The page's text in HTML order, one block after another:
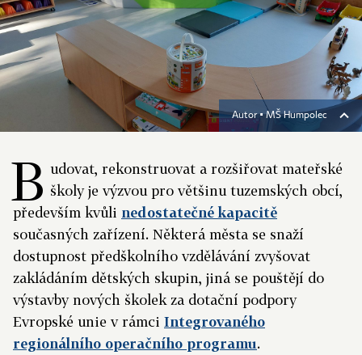
Autor ▪MŠ Humpolec
B udovat, rekonstruovat a rozšiřovat mateřské
školy je výzvou pro většinu tuzemských obcí,
především kvůli nedostatečné kapacitě
současných zařízení. Některá města se snaží
dostupnost předškolního vzdělávání zvyšovat
zakládáním dětských skupin, jiná se pouštějí do
výstavby nových školek za dotační podpory
Evropské unie v rámci Integrovaného
regionálního operačního programu.